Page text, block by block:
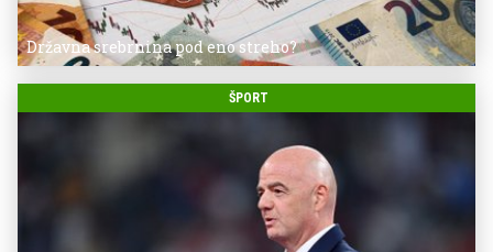
Državna srebrnina pod eno streho?
ŠPORT